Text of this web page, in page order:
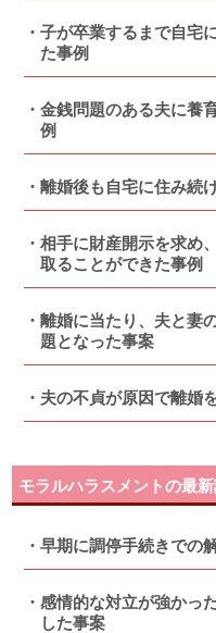
子が卒業するまで自宅
た事例
金銭問題のある夫に養
例
離婚後も自宅に住み続
相手に財産開示を求め
取ることができた事例
離婚に当たり、夫と妻
題となった事案
夫の不貞が原因で離婚
モラルハラスメントの最
早期に調停手続きでの
感情的な対立が強かっ
した事案